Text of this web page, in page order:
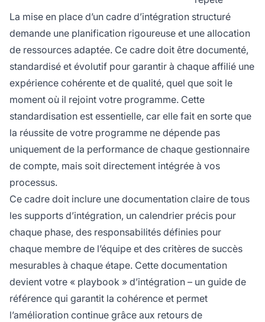
La mise en place d’un cadre d’intégration structuré
demande une planification rigoureuse et une allocation
de ressources adaptée. Ce cadre doit être documenté,
standardisé et évolutif pour garantir à chaque affilié une
expérience cohérente et de qualité, quel que soit le
moment où il rejoint votre programme. Cette
standardisation est essentielle, car elle fait en sorte que
la réussite de votre programme ne dépende pas
uniquement de la performance de chaque gestionnaire
de compte, mais soit directement intégrée à vos
processus.
Ce cadre doit inclure une documentation claire de tous
les supports d’intégration, un calendrier précis pour
chaque phase, des responsabilités définies pour
chaque membre de l’équipe et des critères de succès
mesurables à chaque étape. Cette documentation
devient votre « playbook » d’intégration – un guide de
référence qui garantit la cohérence et permet
l’amélioration continue grâce aux retours de